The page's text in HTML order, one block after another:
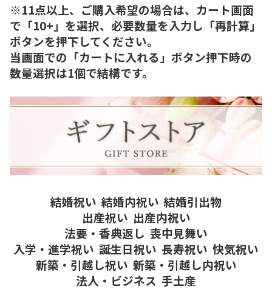
※11点以上、ご購入希望の場合は、カート画面
で「10+」を選択、必要数量を入力し「再計算」
ボタンを押下してください。
当画面での「カートに入れる」ボタン押下時の
数量選択は1個で結構です。
結婚祝い 結婚内祝い 結婚引出物
出産祝い 出産内祝い
法要・香典返し 喪中見舞い
入学・進学祝い 誕生日祝い 長寿祝い 快気祝い
新築・引越し祝い 新築・引越し内祝い
法人・ビジネス 手土産